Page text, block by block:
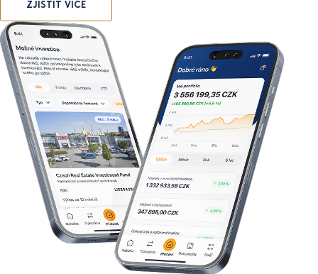
ZJISTIT VÍCE